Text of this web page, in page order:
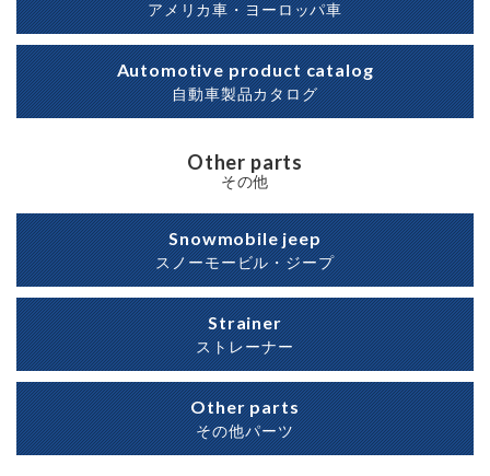
アメリカ車・ヨーロッパ車
Automotive product catalog
自動車製品カタログ
Other parts
その他
Snowmobile jeep
スノーモービル・ジープ
Strainer
ストレーナー
Other parts
その他パーツ